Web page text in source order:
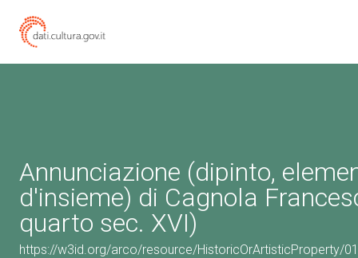
Annunciazione (dipinto,
d'insieme) di Cagnola
quarto sec. XVI)
https://w3id.org/arco/resource/HistoricOrArtisticProperty/